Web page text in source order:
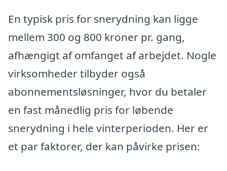
En typisk pris for snerydning kan ligge
mellem 300 og 800 kroner pr. gang,
afhængigt af omfanget af arbejdet. Nogle
virksomheder tilbyder også
abonnementsløsninger, hvor du betaler
en fast månedlig pris for løbende
snerydning i hele vinterperioden. Her er
et par faktorer, der kan påvirke prisen: